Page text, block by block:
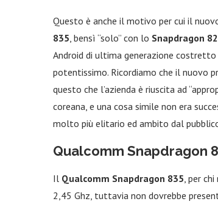
Questo è anche il motivo per cui il
835, bensì “solo” con lo Snapdragon
Android di ultima generazione costretto
potentissimo. Ricordiamo che il nuovo
questo che l’azienda è riuscita ad
coreana, e una cosa simile non era
molto più elitario ed ambito dal
Qualcomm Snapdragon
Il Qualcomm Snapdragon 835, per
2,45 Ghz, tuttavia non dovrebbe